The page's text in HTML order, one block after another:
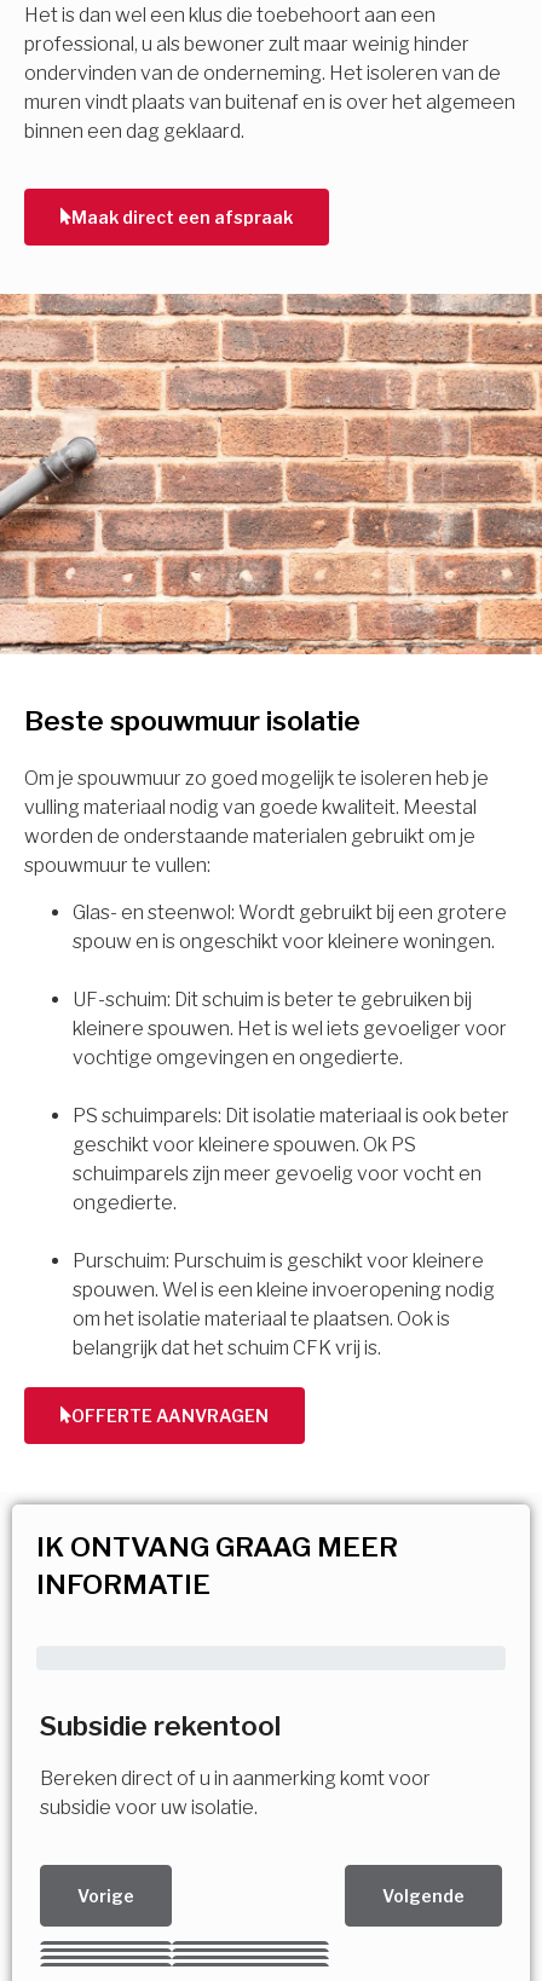
Het is dan wel een klus die toebehoort aan een
professional, u als bewoner zult maar weinig hinder
ondervinden van de onderneming. Het isoleren van de
muren vindt plaats van buitenaf en is over het algemeen
binnen een dag geklaard.
Maak direct een afspraak
Beste spouwmuur isolatie
Om je spouwmuur zo goed mogelijk te isoleren heb je
vulling materiaal nodig van goede kwaliteit. Meestal
worden de onderstaande materialen gebruikt om je
spouwmuur te vullen:
Glas- en steenwol: Wordt gebruikt bij een grotere
spouw en is ongeschikt voor kleinere woningen.
UF-schuim: Dit schuim is beter te gebruiken bij
kleinere spouwen. Het is wel iets gevoeliger voor
vochtige omgevingen en ongedierte.
PS schuimparels: Dit isolatie materiaal is ook beter
geschikt voor kleinere spouwen. Ok PS
schuimparels zijn meer gevoelig voor vocht en
ongedierte.
Purschuim: Purschuim is geschikt voor kleinere
spouwen. Wel is een kleine invoeropening nodig
om het isolatie materiaal te plaatsen. Ook is
belangrijk dat het schuim CFK vrij is.
OFFERTE AANVRAGEN
IK ONTVANG GRAAG MEER
INFORMATIE
Subsidie rekentool
Bereken direct of u in aanmerking komt voor
subsidie voor uw isolatie.
Vorige Volgende
Kies uw Isolatiemaatregel
Vorige Volgende